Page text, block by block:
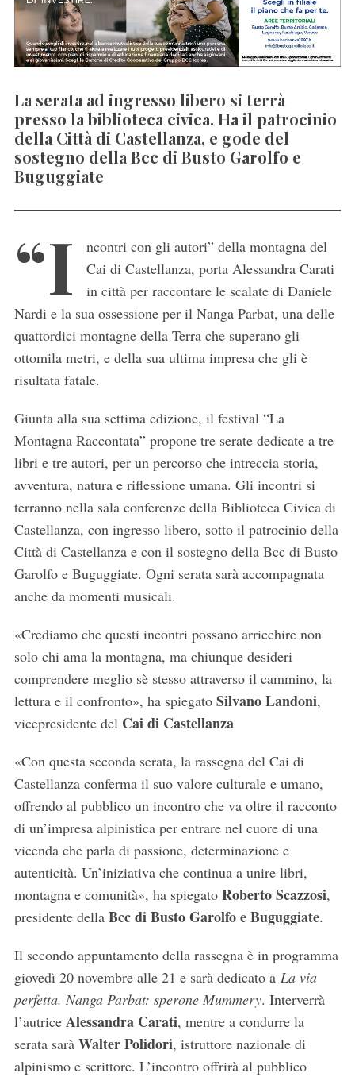
La serata ad ingresso libero si terrà
presso la biblioteca civica. Ha il patrocinio
della Città di Castellanza, e gode del
sostegno della Bcc di Busto Garolfo e
Buguggiate
“I
ncontri con gli autori” della montagna del
Cai di Castellanza, porta Alessandra Carati
in città per raccontare le scalate di Daniele
Nardi e la sua ossessione per il Nanga Parbat, una delle
quattordici montagne della Terra che superano gli
ottomila metri, e della sua ultima impresa che gli è
risultata fatale.
Giunta alla sua settima edizione, il festival “La
Montagna Raccontata” propone tre serate dedicate a tre
libri e tre autori, per un percorso che intreccia storia,
avventura, natura e riflessione umana. Gli incontri si
terranno nella sala conferenze della Biblioteca Civica di
Castellanza, con ingresso libero, sotto il patrocinio della
Città di Castellanza e con il sostegno della Bcc di Busto
Garolfo e Buguggiate. Ogni serata sarà accompagnata
anche da momenti musicali.
«Crediamo che questi incontri possano arricchire non
solo chi ama la montagna, ma chiunque desideri
comprendere meglio sè stesso attraverso il cammino, la
lettura e il confronto», ha spiegato Silvano Landoni,
vicepresidente del Cai di Castellanza
«Con questa seconda serata, la rassegna del Cai di
Castellanza conferma il suo valore culturale e umano,
offrendo al pubblico un incontro che va oltre il racconto
di un’impresa alpinistica per entrare nel cuore di una
vicenda che parla di passione, determinazione e
autenticità. Un’iniziativa che continua a unire libri,
montagna e comunità», ha spiegato Roberto Scazzosi,
presidente della Bcc di Busto Garolfo e Buguggiate.
Il secondo appuntamento della rassegna è in programma
giovedì 20 novembre alle 21 e sarà dedicato a La via
perfetta. Nanga Parbat: sperone Mummery. Interverrà
l’autrice Alessandra Carati, mentre a condurre la
serata sarà Walter Polidori, istruttore nazionale di
alpinismo e scrittore. L’incontro offrirà al pubblico